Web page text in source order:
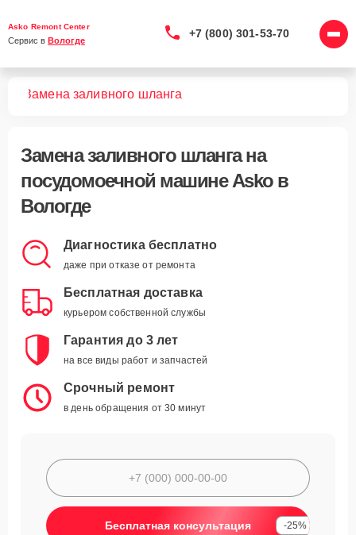
Asko Remont Center
Сервис в Вологде
+7 (800) 301-53-70
Замена заливного шланга
Замена заливного шлангана
посудомоечной машине Asko в
Вологде
Диагностика бесплатно
даже при отказе от ремонта
Бесплатная доставка
курьером собственной службы
Гарантия до 3 лет
на все виды работ и запчастей
Срочный ремонт
в день обращения от 30 минут
Бесплатная консультация -25%